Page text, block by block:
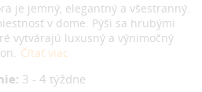
je jemný, elegantný a všestranný.
v dome. Pýši sa hrubými
vytvárajú luxusný a výnimočný
Čítať viac
3 - 4 týždne